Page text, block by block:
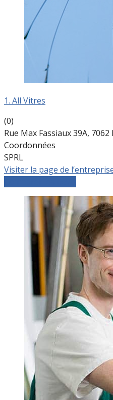
1. All Vitres
(0)
Rue Max Fassiaux 39A,
Coordonnées
SPRL
Visiter la page de